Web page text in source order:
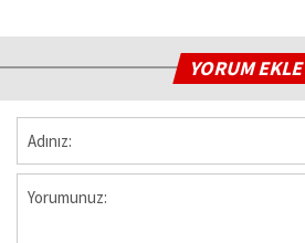
YORUM EKLE